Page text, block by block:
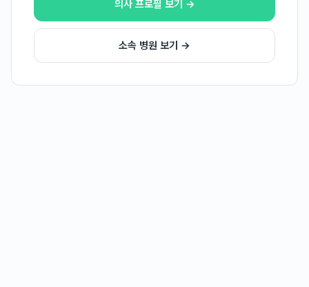
의사 프로필 보기 →
소속 병원 보기 →